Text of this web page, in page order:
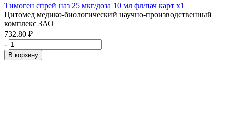
Тимоген спрей наз 25 мкг/доза 10 мл фл/пач карт x1
Цитомед медико-биологический научно-производственный
комплекс ЗАО
732.80 ₽
-
+
В корзину